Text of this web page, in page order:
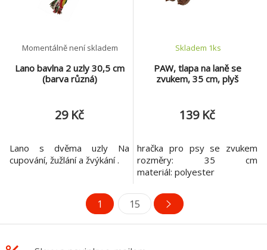
Lano bavlna 2 uzly 30,5 cm
(barva různá)
Momentálně není skladem
29 Kč
Lano s dvěma uzly Na
cupování, žužlání a žvýkání .
PAW, tlapa na laně se
zvukem, 35 cm, plyš
Skladem 1ks
139 Kč
hračka pro psy se zvukem
rozměry: 35 cm
materiál: polyester
1 15